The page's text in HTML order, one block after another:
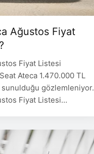
Ağustos Fiyat
Fiyat Listesi
Ateca 1.470.000 TL
gözlemleniyor.
Fiyat Listesi
ACT 150 HP DSG
2023 Seat Ateca